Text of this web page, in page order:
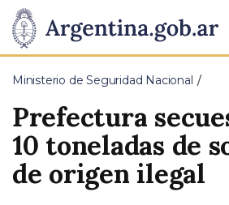
Presidencia
de
la
Nación
Pasar al contenido principal
Ministerio de Seguridad Nacional
Prefectura
10 toneladas de
de origen ilegal